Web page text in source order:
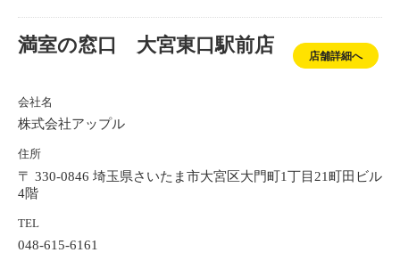
満室の窓口 大宮東口駅前店 店舗詳細へ
会社名
株式会社アップル
住所
〒 330-0846 埼玉県さいたま市大宮区大門町1丁目21町田ビル
4階
TEL
048-615-6161